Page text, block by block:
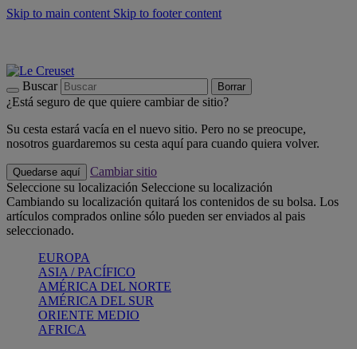
Skip to main content Skip to footer content
Buscar Borrar
¿Está seguro de que quiere cambiar de sitio?
Su cesta estará vacía en el nuevo sitio. Pero no se preocupe,
nosotros guardaremos su cesta aquí para cuando quiera volver.
Quedarse aquí
Cambiar sitio
Seleccione su localización Seleccione su localización
Cambiando su localización quitará los contenidos de su bolsa. Los
artículos comprados online sólo pueden ser enviados al pais
seleccionado.
EUROPA
ASIA / PACÍFICO
AMÉRICA DEL NORTE
AMÉRICA DEL SUR
ORIENTE MEDIO
AFRICA